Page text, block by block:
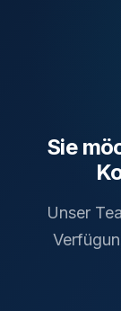
Sie
Unser